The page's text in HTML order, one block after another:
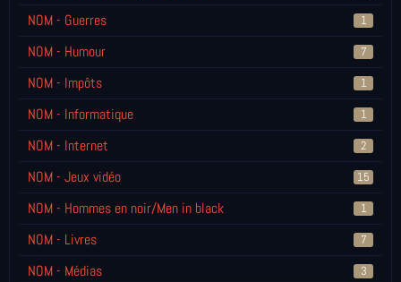
NOM - Guerres 1
NOM - Humour 7
NOM - Impôts 1
NOM - Informatique 1
NOM - Internet 2
NOM - Jeux vidéo 15
NOM - Hommes en noir/Men in black 1
NOM - Livres 7
NOM - Médias 3